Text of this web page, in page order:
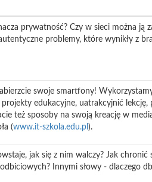
prywatność? Czy w sieci można ją
problemy, które wynikły z
swoje smartfony!
edukacyjne, uatrakcyjnić
też sposoby na swoją kreację w
(www.it-szkola.edu.pl ).
jak się z nim walczy? Jak
Innymi słowy - dlaczego